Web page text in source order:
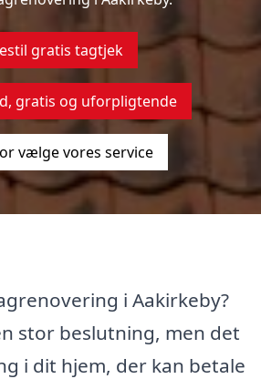
gratis tagtjek
gratis og uforpligtende
vælge vores service
i Aakirkeby?
stor beslutning, men det
i dit hjem, der kan betale